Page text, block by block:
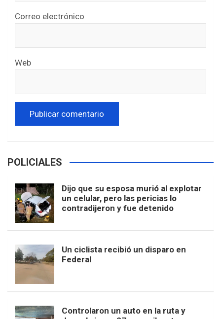
Correo electrónico
Web
POLICIALES
Dijo que su esposa murió al explotar
un celular, pero las pericias lo
contradijeron y fue detenido
Un ciclista recibió un disparo en
Federal
Controlaron un auto en la ruta y